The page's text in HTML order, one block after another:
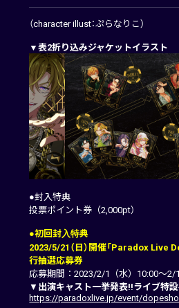
（character illust：ぷらなりこ）
▼表2折り込みジャケットイラスト
●封入特典
投票ポイント券（2,000pt）
●初回封入特典
2023/5/21（日）開催「Paradox Live
行抽選応募券
応募期間：2023/2/1（水）10:00～2/
▼ 出演キャスト一挙発表!!ライブ特
https://paradoxlive.jp/event/